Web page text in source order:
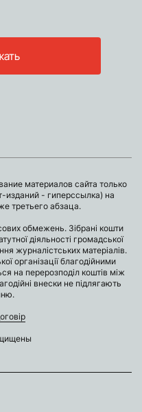
материалов сайта только
изданий - гиперссылка) на
третьего абзаца.
обмежень. Зібрані кошти
діяльності громадської
журналістських матеріалів.
організації благодійними
на перерозподіл коштів між
внески не підлягають